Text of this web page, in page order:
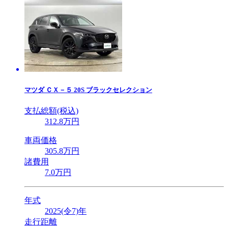
マツダ ＣＸ－５ 20S ブラックセレクション
支払総額(税込)
312.8万円
車両価格
305.8万円
諸費用
7.0万円
年式
2025(令7)年
走行距離